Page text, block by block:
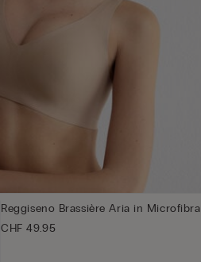
Reggiseno Brassière Aria in Microfibra
CHF 49.95